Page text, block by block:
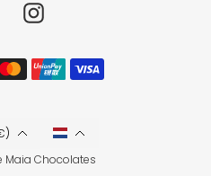
FacebookInstagram
Betaalmethoden
Maia Chocolates